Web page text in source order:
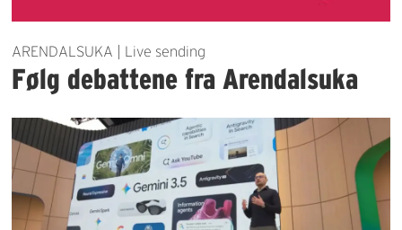
ARENDALSUKA | Live sending
Følg debattene fra Arendalsuka